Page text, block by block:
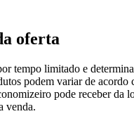
oferta
tempo limitado e
podem variar de acordo
pode receber da
venda.